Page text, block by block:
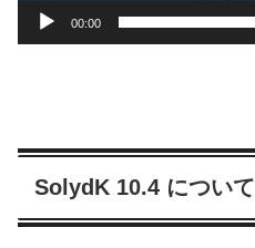
00:00
SolydK 10.4 について